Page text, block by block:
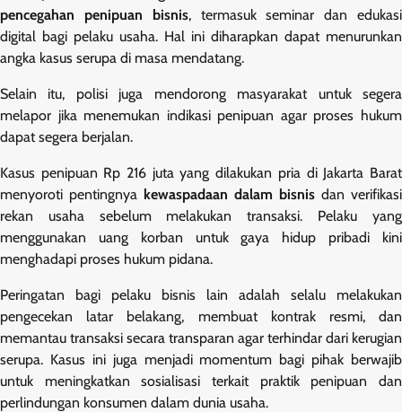
pencegahan penipuan bisnis, termasuk seminar dan edukasi
digital bagi pelaku usaha. Hal ini diharapkan dapat menurunkan
angka kasus serupa di masa mendatang.
Selain itu, polisi juga mendorong masyarakat untuk segera
melapor jika menemukan indikasi penipuan agar proses hukum
dapat segera berjalan.
Kasus penipuan Rp 216 juta yang dilakukan pria di Jakarta Barat
menyoroti pentingnya kewaspadaan dalam bisnis dan verifikasi
rekan usaha sebelum melakukan transaksi. Pelaku yang
menggunakan uang korban untuk gaya hidup pribadi kini
menghadapi proses hukum pidana.
Peringatan bagi pelaku bisnis lain adalah selalu melakukan
pengecekan latar belakang, membuat kontrak resmi, dan
memantau transaksi secara transparan agar terhindar dari kerugian
serupa. Kasus ini juga menjadi momentum bagi pihak berwajib
untuk meningkatkan sosialisasi terkait praktik penipuan dan
perlindungan konsumen dalam dunia usaha.